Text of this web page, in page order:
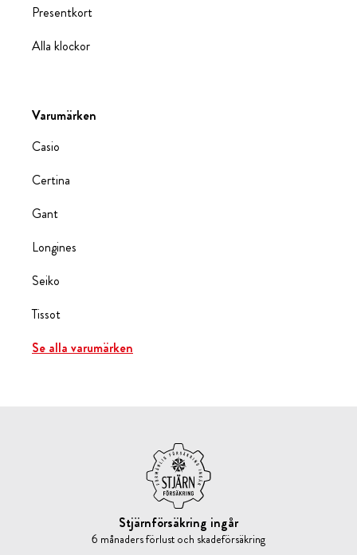
Presentkort
Alla klockor
Varumärken
Casio
Certina
Gant
Longines
Seiko
Tissot
Se alla varumärken
Stjärnförsäkring ingår
6 månaders förlust och skadeförsäkring